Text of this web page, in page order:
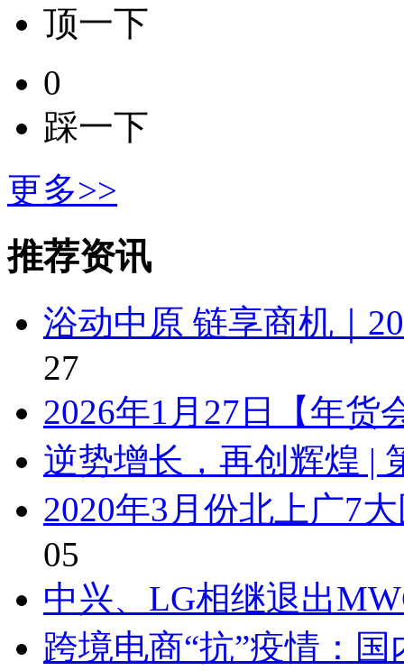
顶一下
0
踩一下
更多>>
推荐资讯
浴动中原 链享商机｜
27
2026年1月27日【年货
逆势增长，再创辉煌 |
2020年3月份北上广7
05
中兴、LG相继退出
跨境电商“抗”疫情：